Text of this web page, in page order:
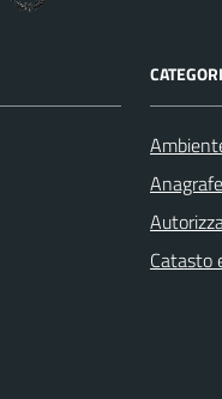
Catasto